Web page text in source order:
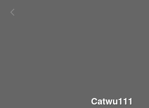
Catwu111